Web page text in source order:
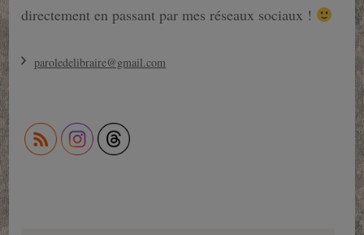
directement en passant par mes réseaux sociaux !
paroledelibraire@gmail.com